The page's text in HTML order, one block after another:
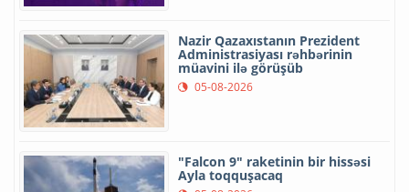
Nazir Qazaxıstanın Prezident
Administrasiyası rəhbərinin
müavini ilə görüşüb
05-08-2026
"Falcon 9" raketinin bir hissəsi
Ayla toqquşacaq